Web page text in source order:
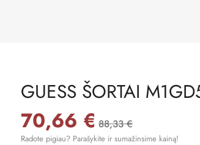
GUESS ŠORTAI
70,66 € 88,33 €
Radote pigiau? Parašykite ir sumažinsime kainą!